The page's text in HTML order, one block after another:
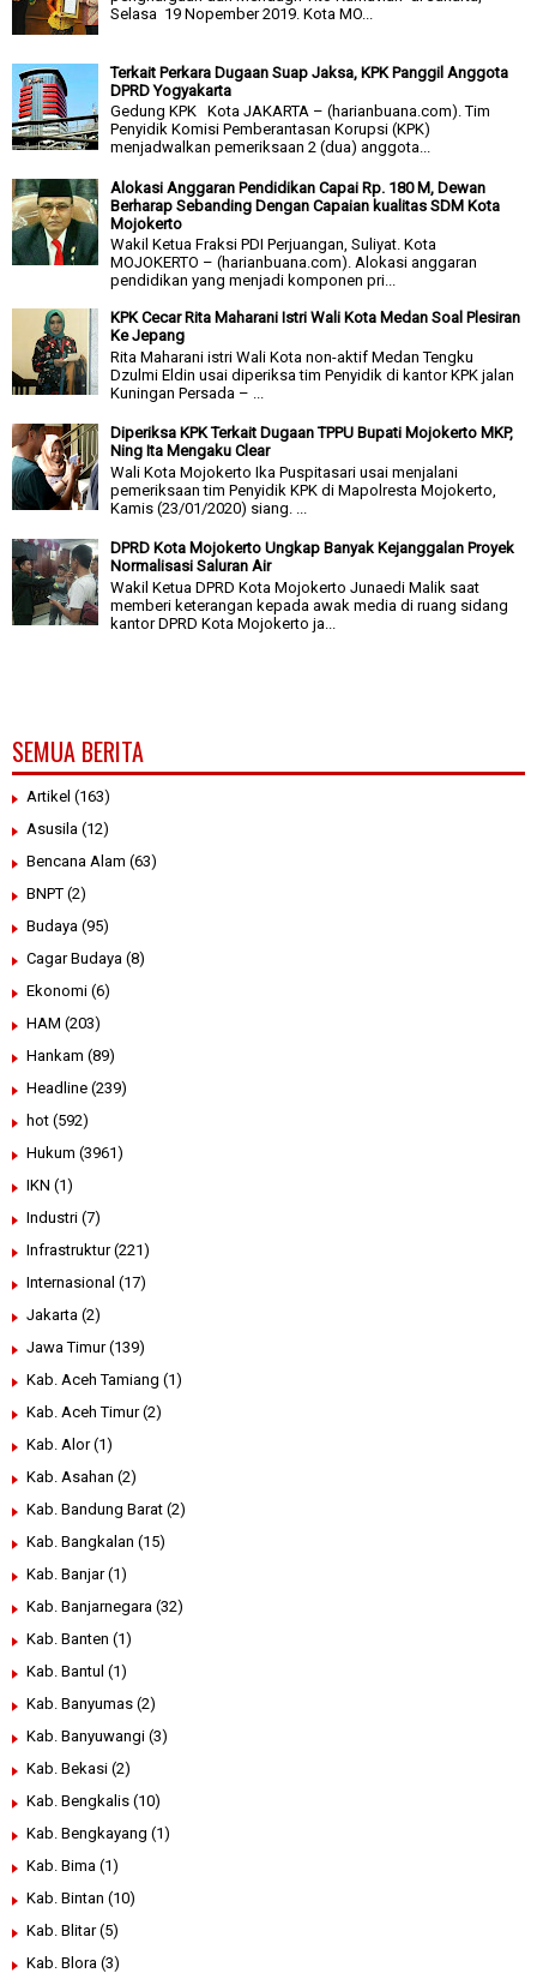
Selasa 19 Nopember 2019. Kota MO...
Terkait Perkara Dugaan Suap Jaksa, KPK Panggil Anggota
DPRD Yogyakarta
Gedung KPK Kota JAKARTA – (harianbuana.com). Tim
Penyidik Komisi Pemberantasan Korupsi (KPK)
menjadwalkan pemeriksaan 2 (dua) anggota...
Alokasi Anggaran Pendidikan Capai Rp. 180 M, Dewan
Berharap Sebanding Dengan Capaian kualitas SDM Kota
Mojokerto
Wakil Ketua Fraksi PDI Perjuangan, Suliyat. Kota
MOJOKERTO – (harianbuana.com). Alokasi anggaran
pendidikan yang menjadi komponen pri...
KPK Cecar Rita Maharani Istri Wali Kota Medan Soal Plesiran
Ke Jepang
Rita Maharani istri Wali Kota non-aktif Medan Tengku
Dzulmi Eldin usai diperiksa tim Penyidik di kantor KPK jalan
Kuningan Persada – ...
Diperiksa KPK Terkait Dugaan TPPU Bupati Mojokerto MKP,
Ning Ita Mengaku Clear
Wali Kota Mojokerto Ika Puspitasari usai menjalani
pemeriksaan tim Penyidik KPK di Mapolresta Mojokerto,
Kamis (23/01/2020) siang. ...
DPRD Kota Mojokerto Ungkap Banyak Kejanggalan Proyek
Normalisasi Saluran Air
Wakil Ketua DPRD Kota Mojokerto Junaedi Malik saat
memberi keterangan kepada awak media di ruang sidang
kantor DPRD Kota Mojokerto ja...
SEMUA BERITA
Artikel (163)
Asusila (12)
Bencana Alam (63)
BNPT (2)
Budaya (95)
Cagar Budaya (8)
Ekonomi (6)
HAM (203)
Hankam (89)
Headline (239)
hot (592)
Hukum (3961)
IKN (1)
Industri (7)
Infrastruktur (221)
Internasional (17)
Jakarta (2)
Jawa Timur (139)
Kab. Aceh Tamiang (1)
Kab. Aceh Timur (2)
Kab. Alor (1)
Kab. Asahan (2)
Kab. Bandung Barat (2)
Kab. Bangkalan (15)
Kab. Banjar (1)
Kab. Banjarnegara (32)
Kab. Banten (1)
Kab. Bantul (1)
Kab. Banyumas (2)
Kab. Banyuwangi (3)
Kab. Bekasi (2)
Kab. Bengkalis (10)
Kab. Bengkayang (1)
Kab. Bima (1)
Kab. Bintan (10)
Kab. Blitar (5)
Kab. Blora (3)